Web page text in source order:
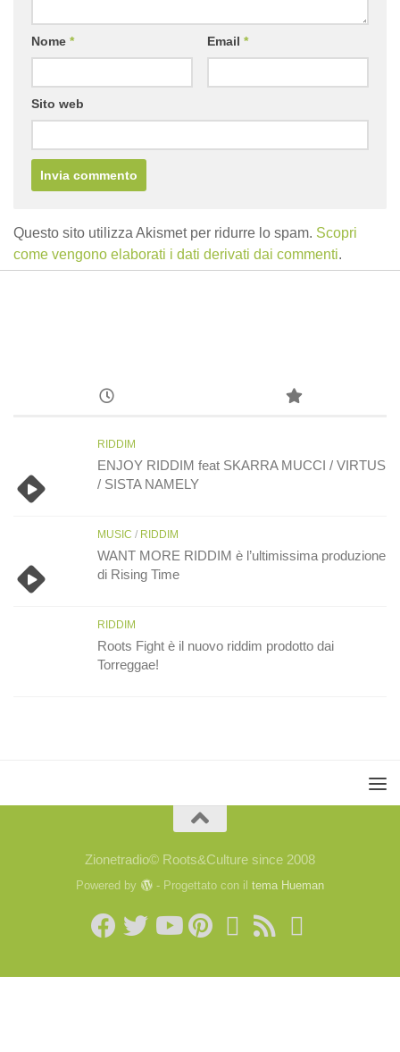
Nome * Email *
Sito web
Questo sito utilizza Akismet per ridurre lo spam. Scopri
come vengono elaborati i dati derivati dai commenti.
RIDDIM
ENJOY RIDDIM feat SKARRA MUCCI / VIRTUS
/ SISTA NAMELY
MUSIC / RIDDIM
WANT MORE RIDDIM è l’ultimissima produzione
di Rising Time
RIDDIM
Roots Fight è il nuovo riddim prodotto dai
Torreggae!
Zionetradio© Roots&Culture since 2008
Powered by - Progettato con il tema Hueman